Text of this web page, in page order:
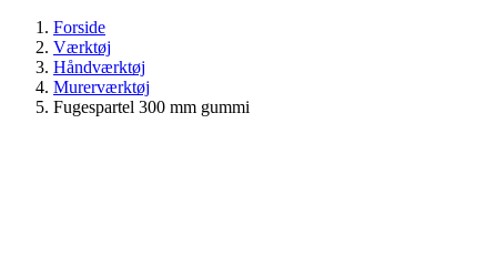
Forside
Værktøj
Håndværktøj
Murerværktøj
Fugespartel 300 mm gummi